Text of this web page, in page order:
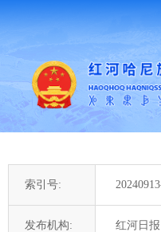
索引号:
发布机构: 红河日报